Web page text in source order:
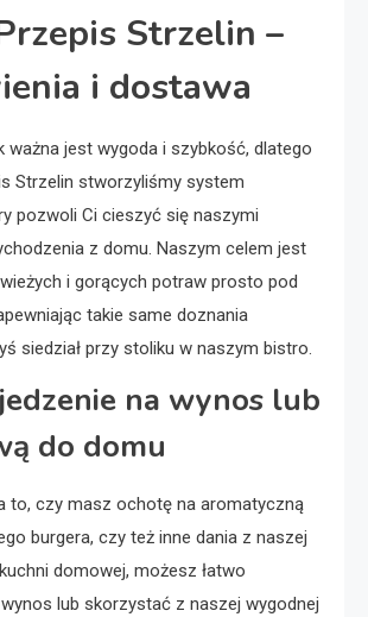
Strzelin –
i dostawa
ważna jest wygoda i szybkość, dlatego
Strzelin stworzyliśmy system
pozwoli Ci cieszyć się naszymi
z domu. Naszym celem jest
i gorących potraw prosto pod
takie same doznania
siedział przy stoliku w naszym bistro.
na wynos lub
do domu
to, czy masz ochotę na aromatyczną
burgera, czy też inne dania z naszej
domowej, możesz łatwo
lub skorzystać z naszej wygodnej